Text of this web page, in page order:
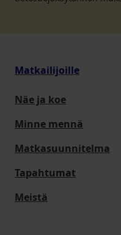
Matkailijoille
Näe ja koe
Minne mennä
Matkasuunnitelma
Tapahtumat
Meistä